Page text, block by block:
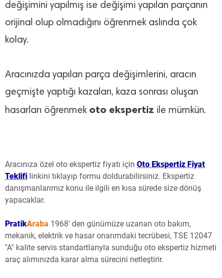
değişimini yapılmış ise değişimi yapılan parçanın
orijinal olup olmadığını öğrenmek aslında çok
kolay.
Aracınızda yapılan parça değişimlerini, aracın
geçmişte yaptığı kazaları, kaza sonrası oluşan
hasarları öğrenmek oto ekspertiz ile mümkün.
Aracınıza özel oto ekspertiz fiyatı için Oto Ekspertiz Fiyat
Teklifi linkini tıklayıp formu doldurabilirsiniz. Ekspertiz
danışmanlarımız konu ile ilgili en kısa sürede size dönüş
yapacaklar.
PratikAraba 1968' den günümüze uzanan oto bakım,
mekanik, elektrik ve hasar onarımdaki tecrübesi, TSE 12047
"A" kalite servis standartlarıyla sunduğu oto ekspertiz hizmeti
araç alımınızda karar alma sürecini netleştirir.